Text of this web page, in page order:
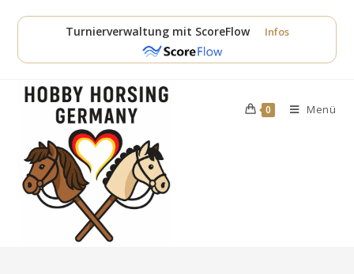
Inhalt
Turnierverwaltung mit ScoreFlow Infos
0 Menü